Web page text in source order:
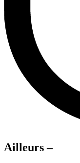
Ailleurs –